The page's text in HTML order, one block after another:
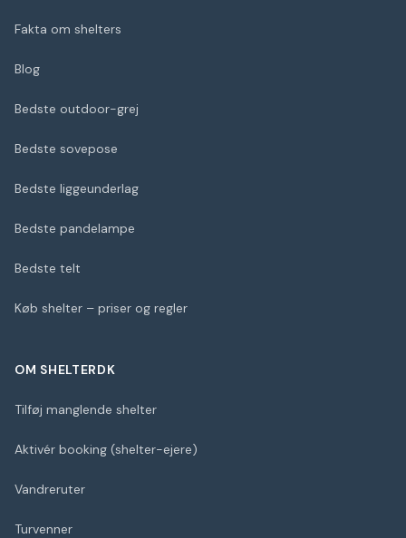
Fakta om shelters
Blog
Bedste outdoor-grej
Bedste sovepose
Bedste liggeunderlag
Bedste pandelampe
Bedste telt
Køb shelter – priser og regler
OM SHELTERDK
Tilføj manglende shelter
Aktivér booking (shelter-ejere)
Vandreruter
Turvenner